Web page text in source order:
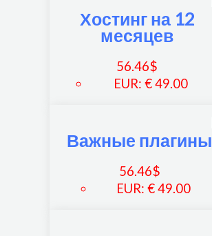
Хостинг на 12
месяцев
56.46$
EUR:€ 49.00
Важные плагины
56.46$
EUR: € 49.00